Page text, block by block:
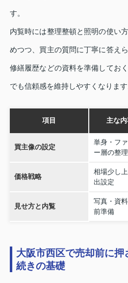
す。
内覧時には整理整頓と照明の使い
めつつ、買主の質問に丁寧に答え
修繕履歴などの資料を準備してお
でも信頼感を維持しやすくなります
項目 主な
買主像の設定
単身・フ
ー層の整理
価格戦略
相場少し
出設定
見せ方と内覧
写真・資
前準備
大阪市西区で売却前に押
続きの基礎